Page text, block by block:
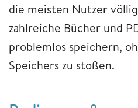
die meisten Nutzer
zahlreiche Bücher und
problemlos speichern,
Speichers zu stoßen.